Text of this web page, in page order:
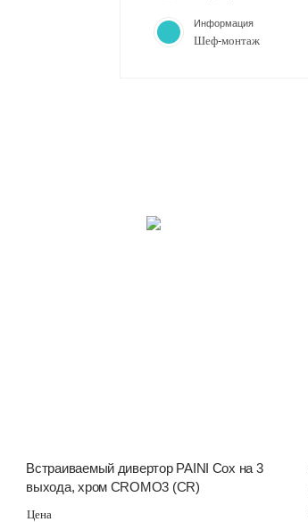
Информация
Шеф-монтаж
Встраиваемый дивертор PAINI Cox на 3
выхода, хром CROMO3 (CR)
Цена